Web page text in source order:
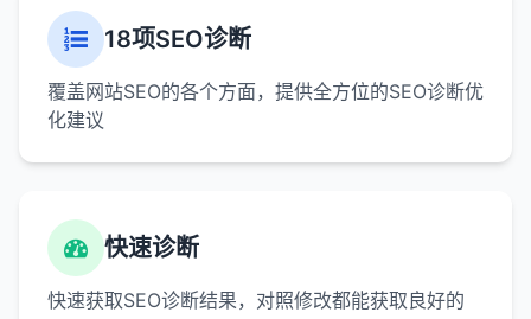
18项SEO诊断
覆盖网站SEO的各个方面，提供全方位的SEO诊断优
化建议
快速诊断
快速获取SEO诊断结果，对照修改都能获取良好的